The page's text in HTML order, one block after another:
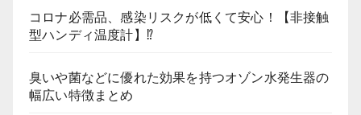
コロナ必需品、感染リスクが低くて安心！【非接触
型ハンディ温度計】⁉
臭いや菌などに優れた効果を持つオゾン水発生器の
幅広い特徴まとめ